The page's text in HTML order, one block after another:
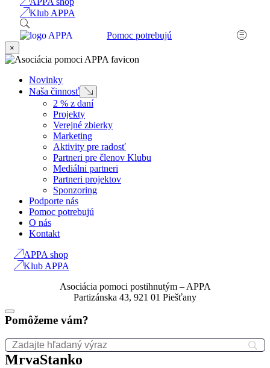
Klub APPA
Pomoc potrebujú
×
Novinky
Naša činnosť
Submenu
2 % z daní
Projekty
Verejné zbierky
Marketing
Aktivity pre radosť
Partneri pre členov Klubu
Mediálni partneri
Partneri projektov
Sponzoring
Podporte nás
Pomoc potrebujú
O nás
Kontakt
APPA shop
Klub APPA
Asociácia pomoci postihnutým – APPA
Partizánska 43, 921 01 Piešťany
Pomôžeme vám?
MrvaStanko